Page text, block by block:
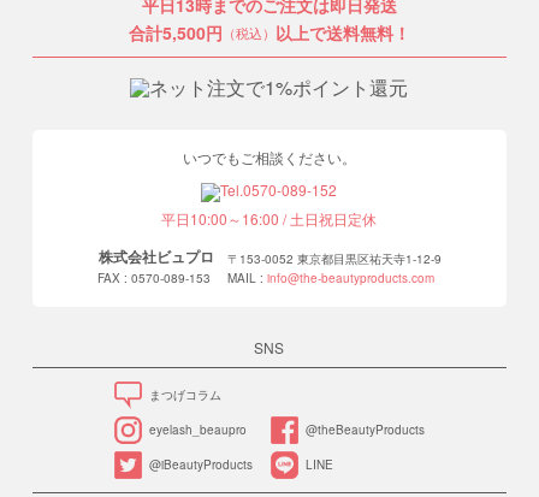
平日13時までのご注文は即日発送
合計5,500円 （税込） 以上で送料無料！
いつでもご相談ください。
平日10:00～16:00 / 土日祝日定休
株式会社ビュプロ
〒153-0052 東京都目黒区祐天寺1-12-9
FAX : 0570-089-153
MAIL : info@the-beautyproducts.com
SNS
まつげコラム
eyelash_beaupro @theBeautyProducts
@iBeautyProducts LINE